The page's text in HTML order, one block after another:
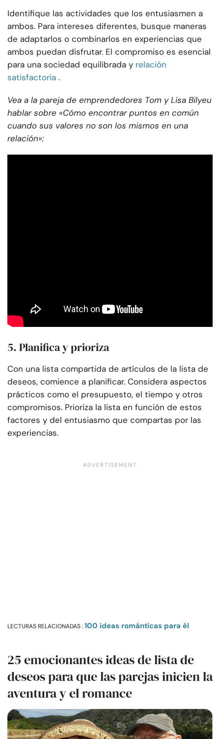
Identifique las actividades que los entusiasmen a
ambos. Para intereses diferentes, busque maneras
de adaptarlos o combinarlos en experiencias que
ambos puedan disfrutar. El compromiso es esencial
para una sociedad equilibrada y relación
satisfactoria .
Vea a la pareja de emprendedores Tom y Lisa Bilyeu
hablar sobre «Cómo encontrar puntos en común
cuando sus valores no son los mismos en una
relación»:
5. Planifica y prioriza
Con una lista compartida de artículos de la lista de
deseos, comience a planificar. Considera aspectos
prácticos como el presupuesto, el tiempo y otros
compromisos. Prioriza la lista en función de estos
factores y del entusiasmo que compartas por las
experiencias.
LECTURAS RELACIONADAS :100 ideas románticas para él
25 emocionantes ideas de lista de
deseos para que las parejas inicien la
aventura y el romance